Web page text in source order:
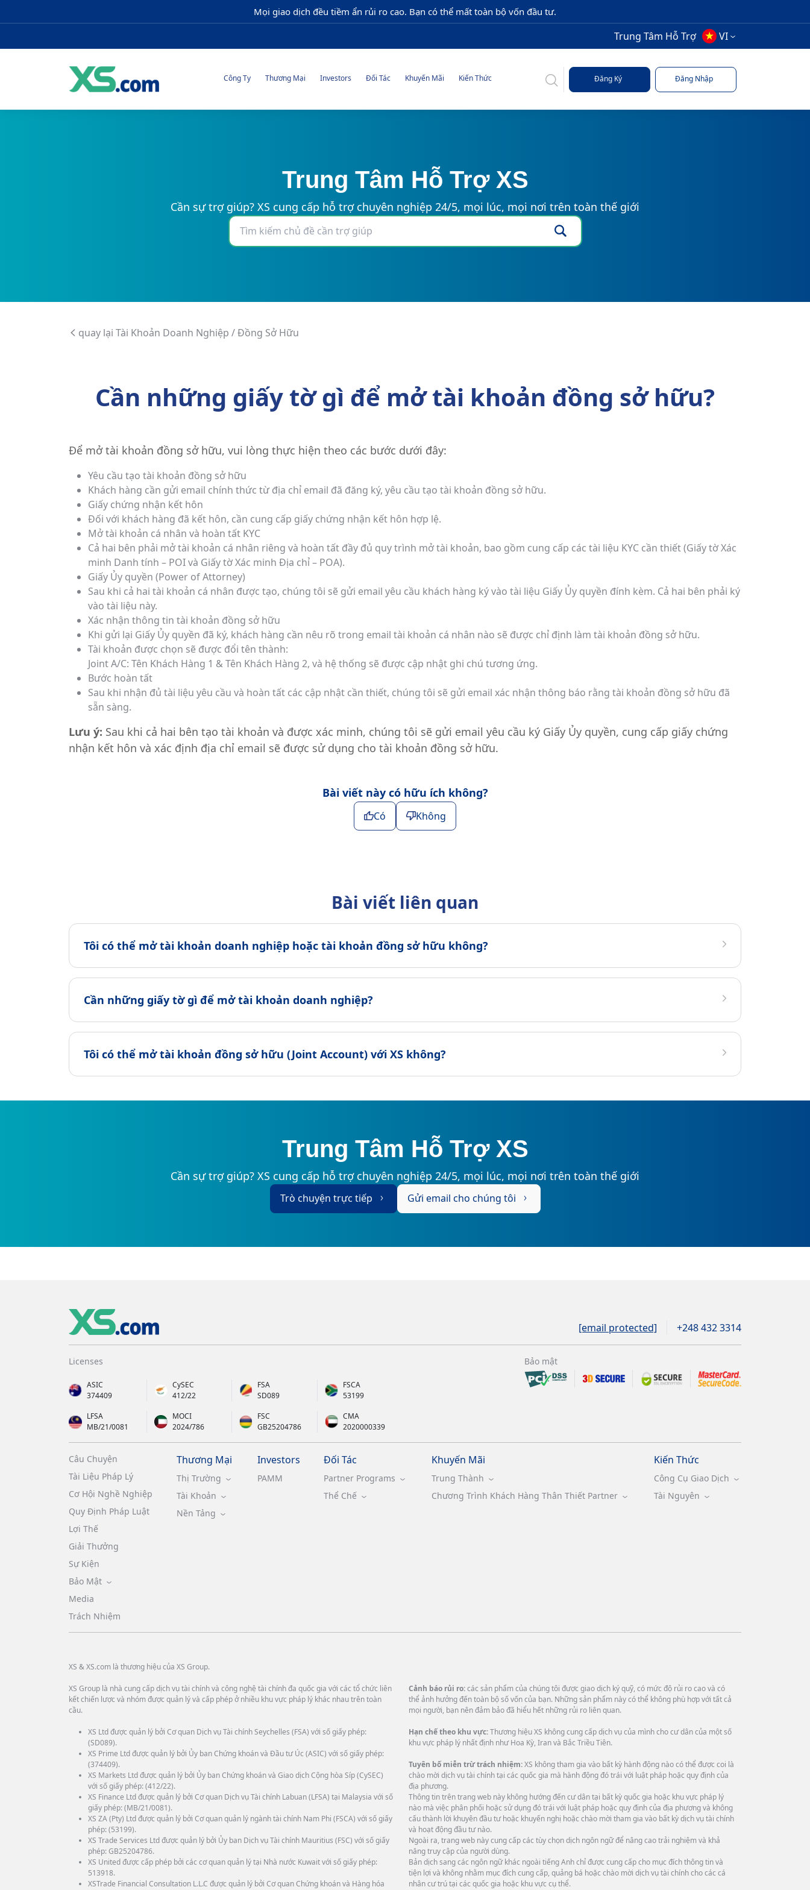
Mọi giao dịch đều tiềm ẩn rủi ro cao. Bạn có thể mất toàn bộ vốn đầu tư.
Trung Tâm Hỗ Trợ VI
Công Ty Thương Mại Investors Đối Tác Khuyến Mãi Kiến Thức Đăng Ký Đăng Nhập
Trung Tâm Hỗ Trợ XS
Cần sự trợ giúp? XS cung cấp hỗ trợ chuyên nghiệp 24/5, mọi lúc, mọi nơi trên toàn thế giới
quay lại Tài Khoản Doanh Nghiệp / Đồng Sở Hữu
Cần những giấy tờ gì để mở tài khoản đồng sở hữu?
Để mở tài khoản đồng sở hữu, vui lòng thực hiện theo các bước dưới đây:
Yêu cầu tạo tài khoản đồng sở hữu
Khách hàng cần gửi email chính thức từ địa chỉ email đã đăng ký, yêu cầu tạo tài khoản đồng sở hữu.
Giấy chứng nhận kết hôn
Đối với khách hàng đã kết hôn, cần cung cấp giấy chứng nhận kết hôn hợp lệ.
Mở tài khoản cá nhân và hoàn tất KYC
Cả hai bên phải mở tài khoản cá nhân riêng và hoàn tất đầy đủ quy trình mở tài khoản, bao gồm cung cấp các tài liệu KYC cần thiết (Giấy tờ Xác
minh Danh tính – POI và Giấy tờ Xác minh Địa chỉ – POA).
Giấy Ủy quyền (Power of Attorney)
Sau khi cả hai tài khoản cá nhân được tạo, chúng tôi sẽ gửi email yêu cầu khách hàng ký vào tài liệu Giấy Ủy quyền đính kèm. Cả hai bên phải ký
vào tài liệu này.
Xác nhận thông tin tài khoản đồng sở hữu
Khi gửi lại Giấy Ủy quyền đã ký, khách hàng cần nêu rõ trong email tài khoản cá nhân nào sẽ được chỉ định làm tài khoản đồng sở hữu.
Tài khoản được chọn sẽ được đổi tên thành:
Joint A/C: Tên Khách Hàng 1 & Tên Khách Hàng 2, và hệ thống sẽ được cập nhật ghi chú tương ứng.
Bước hoàn tất
Sau khi nhận đủ tài liệu yêu cầu và hoàn tất các cập nhật cần thiết, chúng tôi sẽ gửi email xác nhận thông báo rằng tài khoản đồng sở hữu đã
sẵn sàng.
Lưu ý: Sau khi cả hai bên tạo tài khoản và được xác minh, chúng tôi sẽ gửi email yêu cầu ký Giấy Ủy quyền, cung cấp giấy chứng
nhận kết hôn và xác định địa chỉ email sẽ được sử dụng cho tài khoản đồng sở hữu.
Bài viết này có hữu ích không?
Có Không
Bài viết liên quan
Tôi có thể mở tài khoản doanh nghiệp hoặc tài khoản đồng sở hữu không?
Cần những giấy tờ gì để mở tài khoản doanh nghiệp?
Tôi có thể mở tài khoản đồng sở hữu (Joint Account) với XS không?
Trung Tâm Hỗ Trợ XS
Cần sự trợ giúp? XS cung cấp hỗ trợ chuyên nghiệp 24/5, mọi lúc, mọi nơi trên toàn thế giới
Trò chuyện trực tiếp Gửi email cho chúng tôi
[email protected] +248 432 3314
Licenses
ASIC
374409
CySEC
412/22
FSA
SD089
FSCA
53199
LFSA
MB/21/0081
MOCI
2024/786
FSC
GB25204786
CMA
2020000339
Bảo mật
Câu Chuyện
Tài Liệu Pháp Lý
Cơ Hội Nghề Nghiệp
Quy Định Pháp Luật
Lợi Thế
Giải Thưởng
Sự Kiện
Bảo Mật
Media
Trách Nhiệm
Thương Mại
Thị Trường
Tài Khoản
Nền Tảng
Investors
PAMM
Đối Tác
Partner Programs
Thể Chế
Khuyến Mãi
Trung Thành
Chương Trình Khách Hàng Thân Thiết Partner
Kiến Thức
Công Cụ Giao Dịch
Tài Nguyên
XS & XS.com là thương hiệu của XS Group.
XS Group là nhà cung cấp dịch vụ tài chính và công nghệ tài chính đa quốc gia với các tổ chức liên
kết chiến lược và nhóm được quản lý và cấp phép ở nhiều khu vực pháp lý khác nhau trên toàn
cầu.
XS Ltd được quản lý bởi Cơ quan Dịch vụ Tài chính Seychelles (FSA) với số giấy phép:
(SD089).
XS Prime Ltd được quản lý bởi Ủy ban Chứng khoán và Đầu tư Úc (ASIC) với số giấy phép:
(374409).
XS Markets Ltd được quản lý bởi Ủy ban Chứng khoán và Giao dịch Cộng hòa Síp (CySEC)
với số giấy phép: (412/22).
XS Finance Ltd được quản lý bởi Cơ quan Dịch vụ Tài chính Labuan (LFSA) tại Malaysia với số
giấy phép: (MB/21/0081).
XS ZA (Pty) Ltd được quản lý bởi Cơ quan quản lý ngành tài chính Nam Phi (FSCA) với số giấy
phép: (53199).
XS Trade Services Ltd được quản lý bởi Ủy ban Dịch vụ Tài chính Mauritius (FSC) với số giấy
phép: GB25204786.
XS United được cấp phép bởi các cơ quan quản lý tại Nhà nước Kuwait với số giấy phép:
513918.
XSTrade Financial Consultation L.L.C được quản lý bởi Cơ quan Chứng khoán và Hàng hóa
Cảnh báo rủi ro:các sản phẩm của chúng tôi được giao dịch ký quỹ, có mức độ rủi ro cao và có
thể ảnh hưởng đến toàn bộ số vốn của bạn. Những sản phẩm này có thể không phù hợp với tất cả
mọi người, bạn nên đảm bảo đã hiểu hết những rủi ro liên quan.
Hạn chế theo khu vực:Thương hiệu XS không cung cấp dịch vụ của mình cho cư dân của một số
khu vực pháp lý nhất định như Hoa Kỳ, Iran và Bắc Triều Tiên.
Tuyên bố miễn trừ trách nhiệm:XS không tham gia vào bất kỳ hành động nào có thể được coi là
chào mời dịch vụ tài chính tại các quốc gia mà hành động đó trái với luật pháp hoặc quy định của
địa phương.
Thông tin trên trang web này không hướng đến cư dân tại bất kỳ quốc gia hoặc khu vực pháp lý
nào mà việc phân phối hoặc sử dụng đó trái với luật pháp hoặc quy định của địa phương và không
cấu thành lời khuyên đầu tư hoặc khuyến nghị hoặc chào mời tham gia vào bất kỳ dịch vụ tài chính
và hoạt động đầu tư nào.
Ngoài ra, trang web này cung cấp các tùy chọn dịch ngôn ngữ để nâng cao trải nghiệm và khả
năng truy cập của người dùng.
Bản dịch sang các ngôn ngữ khác ngoài tiếng Anh chỉ được cung cấp cho mục đích thông tin và
tiện lợi và không nhằm mục đích cung cấp, quảng bá hoặc chào mời dịch vụ tài chính cho các cá
nhân cư trú tại các quốc gia hoặc khu vực cụ thể.